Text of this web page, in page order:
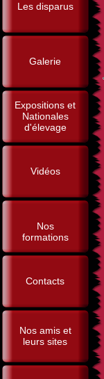
Les disparus
Galerie
Expositions et
Nationales
d'élevage
Vidéos
Nos
formations
Contacts
Nos amis et
leurs sites